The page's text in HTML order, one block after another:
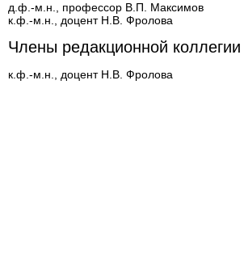
д.ф.-м.н., профессор В.П. Максимов
к.ф.-м.н., доцент Н.В. Фролова
Члены редакционной коллегии
к.ф.-м.н., доцент Н.В. Фролова